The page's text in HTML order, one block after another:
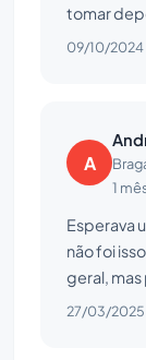
tomar
09/10/2024
A
1
Esperava
não foi
geral,
27/03/2025